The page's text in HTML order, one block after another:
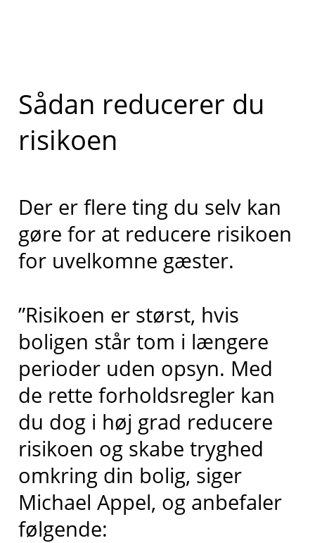
Sådan reducerer du
risikoen
Der er flere ting du selv kan
gøre for at reducere risikoen
for uvelkomne gæster.
”Risikoen er størst, hvis
boligen står tom i længere
perioder uden opsyn. Med
de rette forholdsregler kan
du dog i høj grad reducere
risikoen og skabe tryghed
omkring din bolig, siger
Michael Appel, og anbefaler
følgende: